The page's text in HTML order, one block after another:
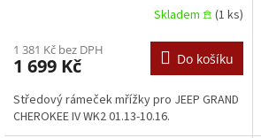
Skladem 𖠿 (1 ks)
1 381 Kč bez DPH
1 699 Kč Do košíku
Středový rámeček mřížky pro JEEP GRAND
CHEROKEE IV WK2 01.13-10.16.